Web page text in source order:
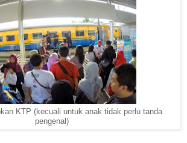
KTP (kecuali untuk anak tidak perlu tanda
pengenal)